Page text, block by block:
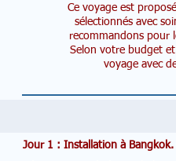
Ce voyage est
sélectionnés avec
recommandons pour
Selon votre budget
voyage avec
Jour 1 : Installation à Bangkok.